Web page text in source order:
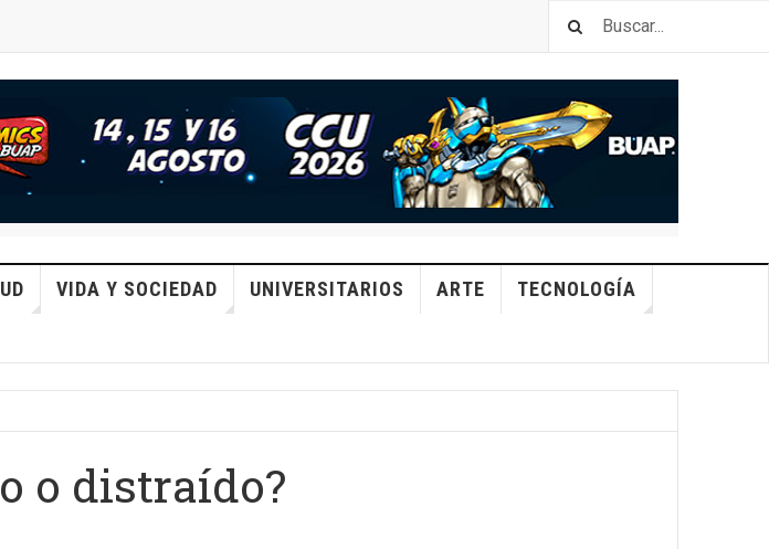
VIDA Y SOCIEDAD UNIVERSITARIOS ARTE TECNOLOGÍA
o distraído?